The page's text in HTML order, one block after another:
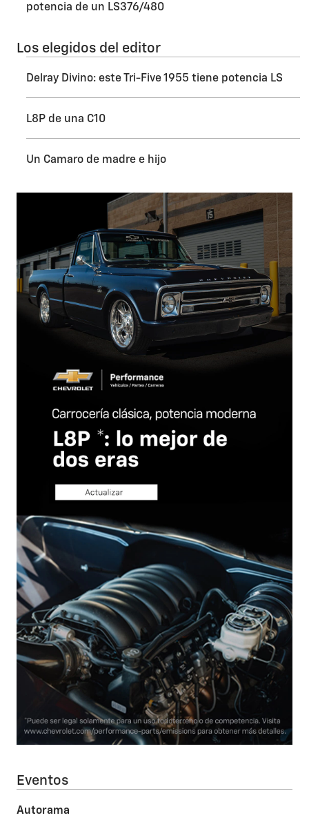
potencia de un LS376/480
Los elegidos del editor
Delray Divino: este Tri-Five 1955 tiene potencia LS
L8P de una C10
Un Camaro de madre e hijo
Eventos
Autorama